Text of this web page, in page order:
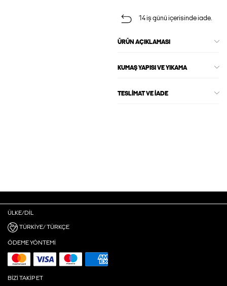
14 iş günü içerisinde iade.
ÜRÜN AÇIKLAMASI
KUMAŞ YAPISI VE YIKAMA
TESLIMAT VE İADE
ÜLKE/DIL
TÜRKIYE/ TÜRKÇE
ÖDEME YÖNTEMI
BIZI TAKIP ET